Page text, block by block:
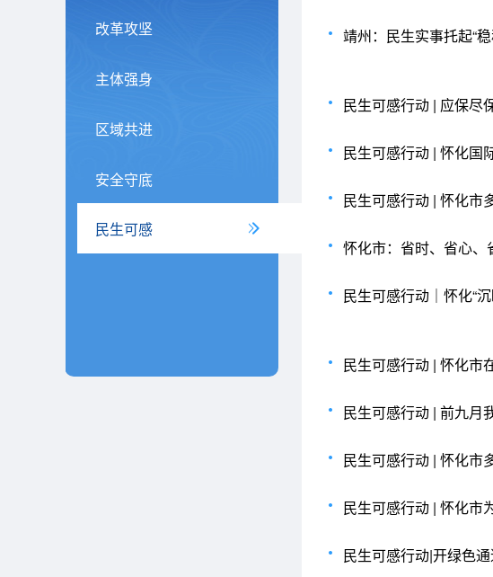
改革攻坚
主体强身
区域共进
安全守底
民生可感
靖州：民生实事托起“
民生可感行动 | 应保尽
民生可感行动 | 怀化国
民生可感行动 | 怀化市
怀化市：省时、省心、
民生可感行动｜怀化“
民生可感行动 | 怀化市
民生可感行动 | 前九月
民生可感行动 | ​怀化市
民生可感行动 | 怀化市
民生可感行动|开绿色